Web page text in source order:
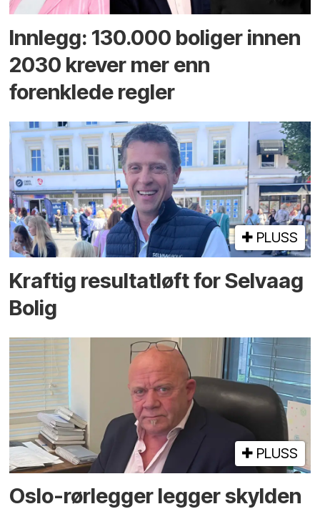
Innlegg: 130.000 boliger innen
2030 krever mer enn
forenklede regler
PLUSS
Kraftig resultatløft for Selvaag
Bolig
PLUSS
Oslo-rørlegger legger skylden